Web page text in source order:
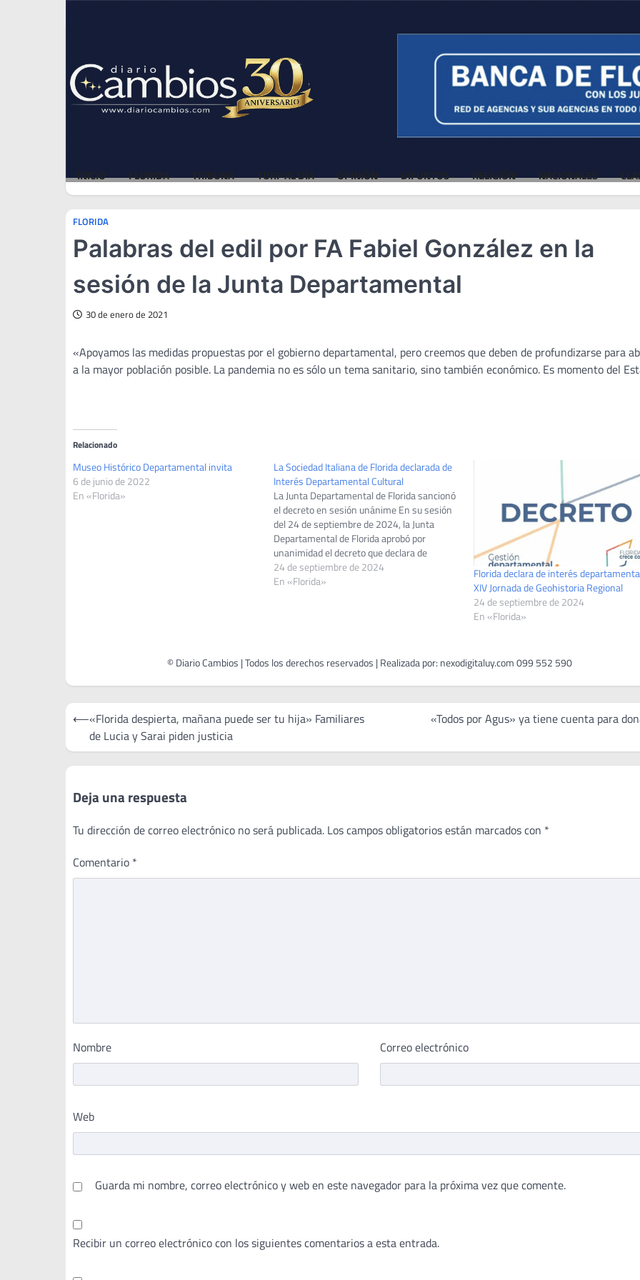
INICIO FLORIDA TRIBUNA TURF AL DÍA OPINIÓN DIFUNTOS RELIGIÓN NACIONALES
FLORIDA
Palabras del edil por FA Fabiel González en la
sesión de la Junta Departamental
30 de enero de 2021
«Apoyamos las medidas propuestas por el gobierno departamental, pero creemos que deben de profundizarse para
a la mayor población posible. La pandemia no es sólo un tema sanitario, sino también económico. Es momento del
Relacionado
Museo Histórico Departamental invita
6 de junio de 2022
En «Florida»
La Sociedad Italiana de Florida declarada de
Interés Departamental Cultural
La Junta Departamental de Florida sancionó
el decreto en sesión unánime En su sesión
del 24 de septiembre de 2024, la Junta
Departamental de Florida aprobó por
unanimidad el decreto que declara de
“Interés Departamental Cultural” al edificio
sede de la Sociedad Italiana de Florida. Con el
24 de septiembre de 2024
En «Florida»
Florida declara de interés
XIV Jornada de Geohistoria Regional
24 de septiembre de 2024
En «Florida»
Navegación
entradas
⟵«Florida despierta, mañana puede ser tu hija» Familiares
de Lucia y Sarai piden justicia
«Todos por Agus» ya tiene cuenta para
Deja una respuesta
Tu dirección de correo electrónico no será publicada. Los campos obligatorios están marcados con *
Comentario *
Nombre Correo electrónico
Web
Guarda mi nombre, correo electrónico y web en este navegador para la próxima vez que comente.
Recibir un correo electrónico con los siguientes comentarios a esta entrada.